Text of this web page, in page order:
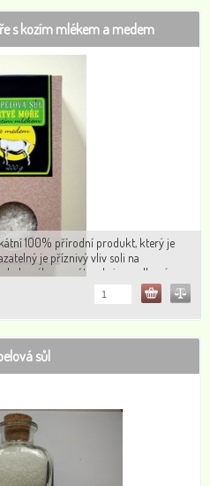
s kozím mlékem a medem
100% přírodní produkt, který je
je příznivý vliv soli na
aparátu, ale i na celkové
sůl